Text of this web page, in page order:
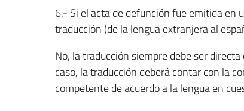
6.- Si el acta de defunción fue emitida en
traducción (de la lengua extranjera al
No, la traducción siempre debe ser
caso, la traducción deberá contar con la
competente de acuerdo a la lengua en